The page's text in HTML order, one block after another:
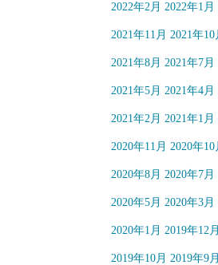
2022年2月 2022年1月
2021年11月 2021年10
2021年8月 2021年7月
2021年5月 2021年4月
2021年2月 2021年1月
2020年11月 2020年10
2020年8月 2020年7月
2020年5月 2020年3月
2020年1月 2019年12月
2019年10月 2019年9月